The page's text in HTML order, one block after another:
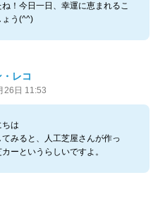
ね！今日一日、幸運に恵まれるこ
ょう(^^)
レコ
26日 11:53
ちは
てみると、人工芝屋さんが作っ
ーというらしいですよ。